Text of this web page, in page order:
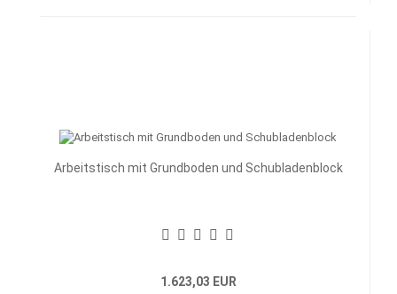
Arbeitstisch mit Grundboden und Schubladenblock
1.623,03 EUR